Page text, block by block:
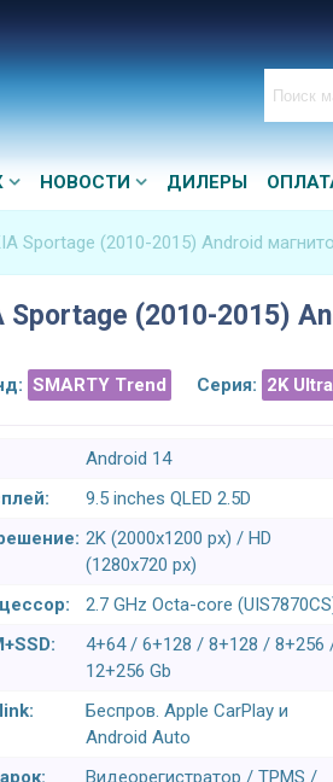
НОВОСТИ ДИЛЕРЫ
Sportage (2010-2015) Android
Sportage (2010-2015)
SMARTY Trend Серия: 2K
Android 14
9.5 inches QLED 2.5D
2K (2000x1200 px) / HD
(1280x720 px)
2.7 GHz Octa-core
4+64 / 6+128 / 8+128 / 8+256
12+256 Gb
Беспров. Apple CarPlay и
Android Auto
Видеорегистратор / TPMS /